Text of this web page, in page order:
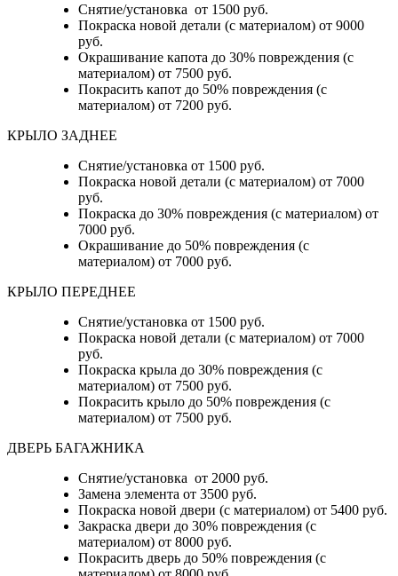
Снятие/установка от 1500 руб.
Покраска новой детали (с материалом) от 9000
руб.
Окрашивание капота до 30% повреждения (с
материалом) от 7500 руб.
Покрасить капот до 50% повреждения (с
материалом) от 7200 руб.
КРЫЛО ЗАДНЕЕ
Снятие/установка от 1500 руб.
Покраска новой детали (с материалом) от 7000
руб.
Покраска до 30% повреждения (с материалом) от
7000 руб.
Окрашивание до 50% повреждения (с
материалом) от 7000 руб.
КРЫЛО ПЕРЕДНЕЕ
Снятие/установка от 1500 руб.
Покраска новой детали (с материалом) от 7000
руб.
Покраска крыла до 30% повреждения (с
материалом) от 7500 руб.
Покрасить крыло до 50% повреждения (с
материалом) от 7500 руб.
ДВЕРЬ БАГАЖНИКА
Снятие/установка от 2000 руб.
Замена элемента от 3500 руб.
Покраска новой двери (с материалом) от 5400 руб.
Закраска двери до 30% повреждения (с
материалом) от 8000 руб.
Покрасить дверь до 50% повреждения (с